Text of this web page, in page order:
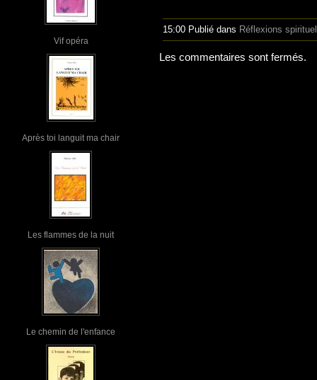
Vif opéra
Après toi languit ma chair
Les flammes de la nuit
Le chemin de l'enfance
15:00 Publié dans Réflexions
Les commentaires sont fermés.